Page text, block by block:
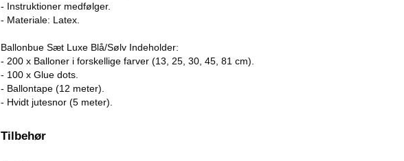
- Instruktioner medfølger.
- Materiale: Latex.
Ballonbue Sæt Luxe Blå/Sølv Indeholder:
- 200 x Balloner i forskellige farver (13, 25, 30, 45, 81 cm).
- 100 x Glue dots.
- Ballontape (12 meter).
- Hvidt jutesnor (5 meter).
Tilbehør